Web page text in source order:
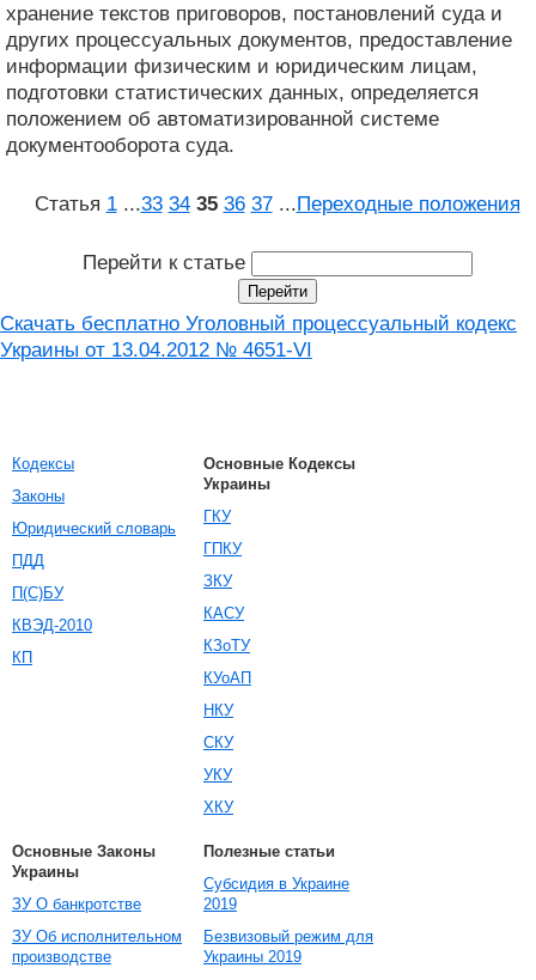
хранение текстов приговоров, постановлений суда и
других процессуальных документов, предоставление
информации физическим и юридическим лицам,
подготовки статистических данных, определяется
положением об автоматизированной системе
документооборота суда.
Статья 1 ...33 34 35 36 37 ...Переходные положения
Перейти к статье
Скачать бесплатно Уголовный процессуальный кодекс
Украины от 13.04.2012 № 4651-VI
Кодексы
Законы
Юридический словарь
ПДД
П(С)БУ
КВЭД-2010
КП
Основные Кодексы
Украины
ГКУ
ГПКУ
ЗКУ
КАСУ
КЗоТУ
КУоАП
НКУ
СКУ
УКУ
ХКУ
Основные Законы
Украины
ЗУ О банкротстве
ЗУ Об исполнительном
производстве
Полезные статьи
Субсидия в Украине
2019
Безвизовый режим для
Украины 2019